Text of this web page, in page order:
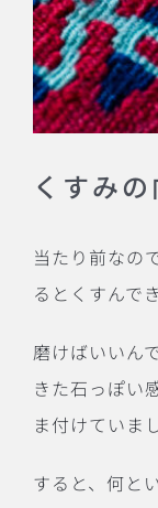
くすみ
当たり前なの
るとくすんで
磨けばいいん
きた石っぽい
ま付けていま
すると、何と